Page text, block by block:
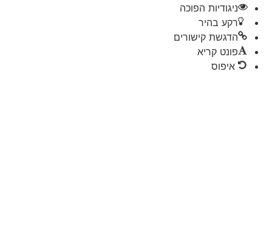
ניגודיות הפוכה
רקע בהיר
הדגשת קישורים
פונט קריא
איפוס